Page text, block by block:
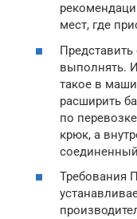
мест, где
выполнять.
такое в
расширить
по
крюк, а
Требования